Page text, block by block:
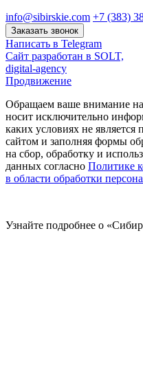
info@sibirskie.com +7 (383)
Заказать звонок
Написать в Telegram
Сайт разработан в SOLT,
digital-agency
Продвижение
Обращаем ваше внимание
носит исключительно
каких условиях не
сайтом и заполняя формы
на сбор, обработку и
данных согласно Политике
в области обработки
Узнайте подробнее о